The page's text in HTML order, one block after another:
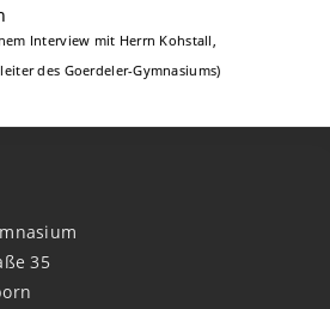
Interview mit Herrn Kohstall,
des Goerdeler-Gymnasiums)
35